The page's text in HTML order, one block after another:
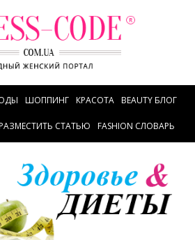
ШОППИНГ КРАСОТА BEAUTY БЛОГ
СТАТЬЮ FASHION СЛОВАРЬ